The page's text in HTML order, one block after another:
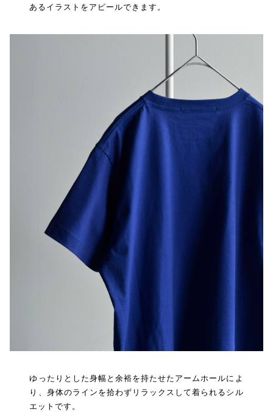
あるイラストをアピールできます。
ゆったりとした身幅と余裕を持たせたアームホールによ
り、身体のラインを拾わずリラックスして着られるシル
エットです。